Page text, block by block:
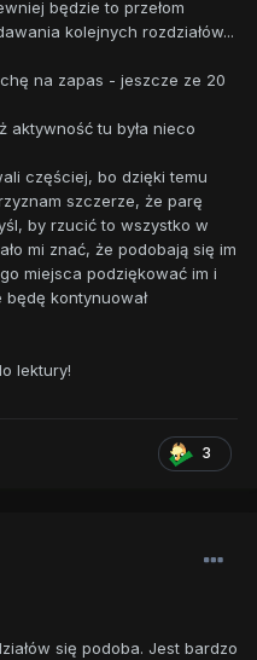
będzie to przełom
kolejnych rozdziałów...
na zapas - jeszcze ze 20
aktywność tu była nieco
częściej, bo dzięki temu
szczerze, że parę
by rzucić to wszystko w
mi znać, że podobają się im
miejsca podziękować im i
kontynuował
lektury!
3
się podoba. Jest bardzo